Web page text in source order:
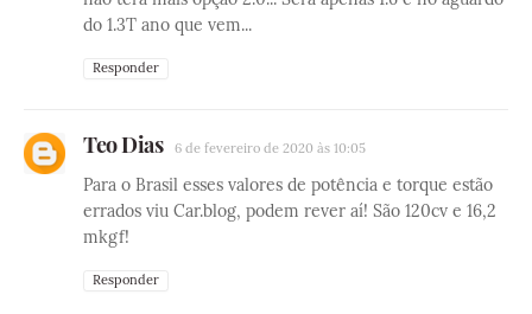
do 1.3T ano que vem...
Responder
Teo Dias 6 de fevereiro de 2020 às 10:05
Para o Brasil esses valores de potência e torque estão
errados viu Car.blog, podem rever aí! São 120cv e 16,2
mkgf!
Responder